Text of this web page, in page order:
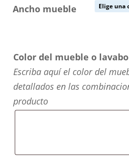
Ancho mueble
Color del mueble o lavabo
Escriba aquí el color del
detallados en las
producto